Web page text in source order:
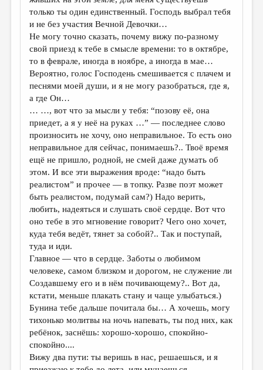
только ты один единственный. Господь выбрал тебя
и не без участия Вечной Девочки…
Не могу точно сказать, почему вижу по-разному
свой приезд к тебе в смысле времени: то в октябре,
то в феврале, иногда в ноябре, а иногда в мае…
Вероятно, голос Господень смешивается с плачем и
песнями моей души, и я не могу разобраться, где я,
а где Он…
… …, вот что за мысли у тебя: “позову её, она
приедет, а я у неё на руках …” — последнее слово
произносить не хочу, оно неправильное. То есть оно
неправильное для сейчас, понимаешь?.. Твоё время
ещё не пришло, родной, не смей даже думать об
этом. И все эти выражения вроде: “надо быть
реалистом” и прочее — в топку. Разве поэт может
быть реалистом, подумай сам?) Надо верить,
любить, надеяться и слушать своё сердце. Вот что
оно тебе в это мгновение говорит? Чего оно хочет,
куда тебя ведёт, тянет за собой?.. Так и поступай,
туда и иди.
Главное — что в сердце. Заботы о любимом
человеке, самом близком и дорогом, не служение ли
Создавшему его и в нём почивающему?.. Вот да,
кстати, меньше плакать стану и чаще улыбаться.)
Бунина тебе дальше почитала бы… А хочешь, могу
тихонько молитвы на ночь напевать, ты под них, как
ребёнок, заснёшь: хорошо-хорошо, спокойно-
спокойно....
Вижу два пути: ты веришь в нас, решаешься, и я